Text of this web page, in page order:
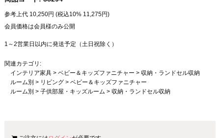
参考上代 10,250円 (税込10% 11,275円)
会員価格は会員様のみ公開
1～2営業日以内に発送予定（土日祝除く）
関連カテゴリ:
インテリア家具> ベビー＆キッズファニチャー > 収納・ランドセル収納
ルーム別 > リビング> ベビー＆キッズファニチャー
ルーム別 > 子供部屋・キッズルーム > 収納・ランドセル収納